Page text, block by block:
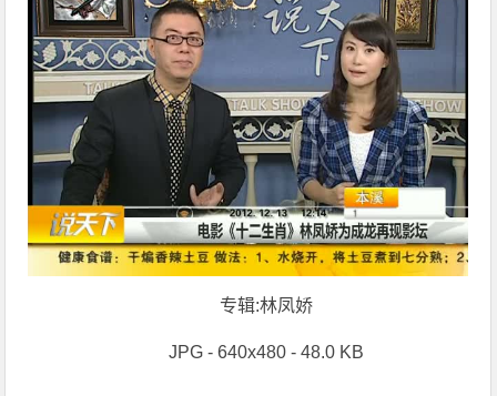
专辑:林凤娇
JPG - 640x480 - 48.0 KB